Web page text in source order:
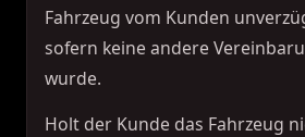
Fahrzeug vom Kunden
sofern keine andere
wurde.
Holt der Kunde das Fahrzeug